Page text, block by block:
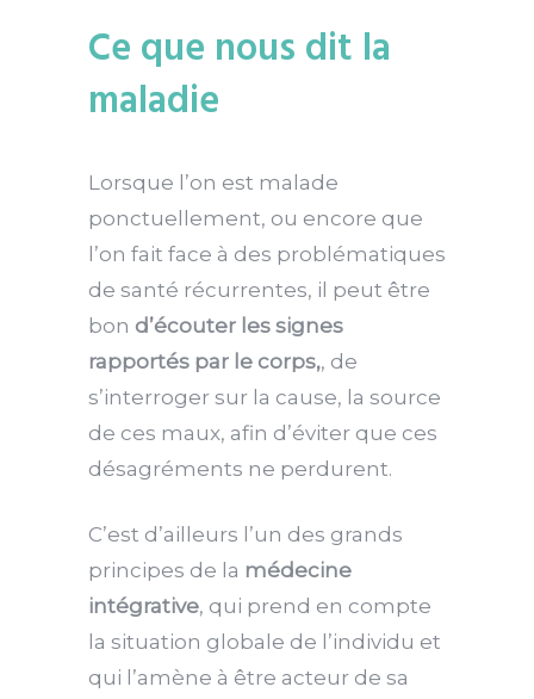
Ce que nous dit la
maladie
Lorsque l’on est malade
ponctuellement, ou encore que
l’on fait face à des problématiques
de santé récurrentes, il peut être
bon d’écouter les signes
rapportés par le corps,, de
s’interroger sur la cause, la source
de ces maux, afin d’éviter que ces
désagréments ne perdurent.
C’est d’ailleurs l’un des grands
principes de la médecine
intégrative, qui prend en compte
la situation globale de l’individu et
qui l’amène à être acteur de sa